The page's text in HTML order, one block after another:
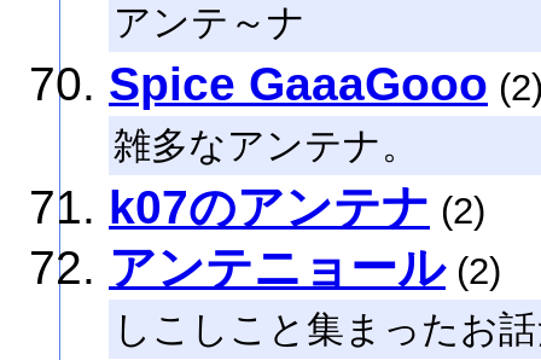
アンテ～ナ
Spice GaaaGooo
雑多なアンテナ。
k07のアンテナ (2)
アンテニョール(2)
しこしこと集まったお